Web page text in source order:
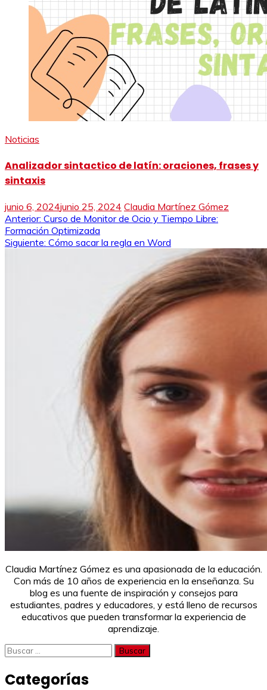
Noticias
Analizador sintactico de latín: oraciones, frases y
sintaxis
junio 6, 2024junio 25, 2024 Claudia Martínez Gómez
Navegación
de
Anterior: Curso de Monitor de Ocio y Tiempo Libre:
Formación Optimizada
Siguiente: Cómo sacar la regla en Word
Claudia Martínez Gómez es una apasionada de la educación.
Con más de 10 años de experiencia en la enseñanza. Su
blog es una fuente de inspiración y consejos para
estudiantes, padres y educadores, y está lleno de recursos
educativos que pueden transformar la experiencia de
aprendizaje.
Buscar:
Categorías